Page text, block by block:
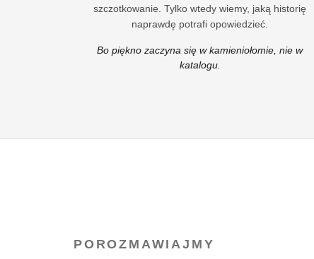
szczotkowanie. Tylko wtedy wiemy, jaką historię
naprawdę potrafi opowiedzieć.
Bo piękno zaczyna się w kamieniołomie, nie w
katalogu.
POROZMAWIAJMY